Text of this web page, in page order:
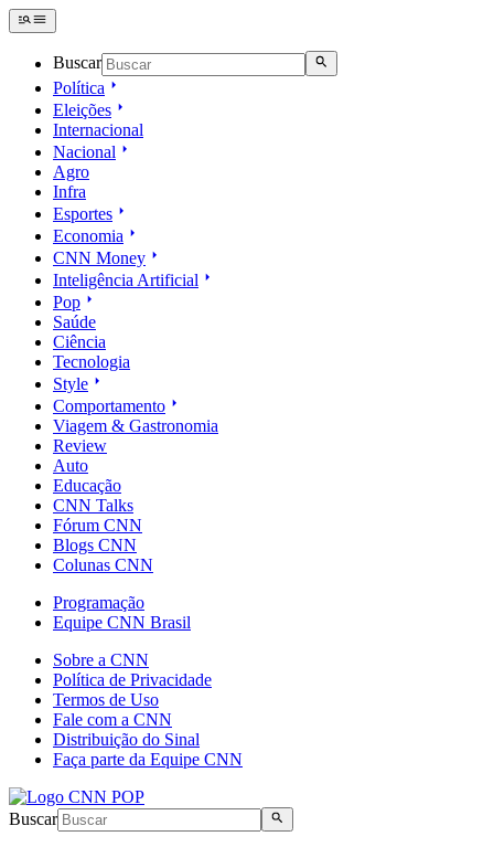
Buscar
Política
Eleições
Internacional
Nacional
Agro
Infra
Esportes
Economia
CNN Money
Inteligência Artificial
Pop
Saúde
Ciência
Tecnologia
Style
Comportamento
Viagem & Gastronomia
Review
Auto
Educação
CNN Talks
Fórum CNN
Blogs CNN
Colunas CNN
Programação
Equipe CNN Brasil
Sobre a CNN
Política de Privacidade
Termos de Uso
Fale com a CNN
Distribuição do Sinal
Faça parte da Equipe CNN
Buscar